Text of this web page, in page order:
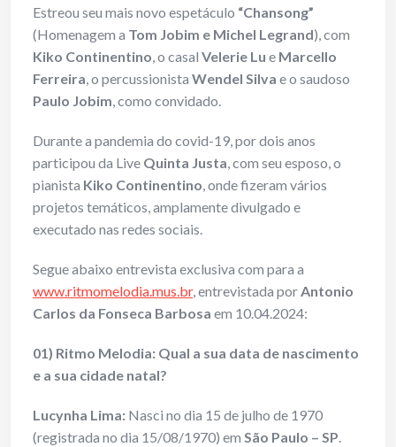
Estreou seu mais novo espetáculo “Chansong”
(Homenagem a Tom Jobim e Michel Legrand), com
Kiko Continentino, o casal Velerie Lu e Marcello
Ferreira, o percussionista Wendel Silva e o saudoso
Paulo Jobim, como convidado.
Durante a pandemia do covid-19, por dois anos
participou da Live Quinta Justa, com seu esposo, o
pianista Kiko Continentino, onde fizeram vários
projetos temáticos, amplamente divulgado e
executado nas redes sociais.
Segue abaixo entrevista exclusiva com para a
www.ritmomelodia.mus.br, entrevistada porAntonio
Carlos da Fonseca Barbosa em 10.04.2024:
01) Ritmo Melodia: Qual a sua data de nascimento
e a sua cidade natal?
Lucynha Lima: Nasci no dia 15 de julho de 1970
(registrada no dia 15/08/1970) em São Paulo – SP.